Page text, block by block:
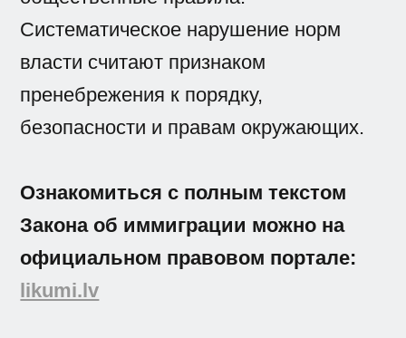
Систематическое нарушение норм
власти считают признаком
пренебрежения к порядку,
безопасности и правам окружающих.
Ознакомиться с полным текстом
Закона об иммиграции можно на
официальном правовом портале:
likumi.lv